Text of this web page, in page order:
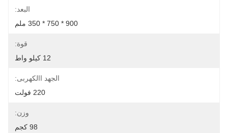
البعد:
900 * 750 * 350 ملم
قوة:
12 كيلو واط
الجهد االكهربى:
220 فولت
وزن:
98 كجم